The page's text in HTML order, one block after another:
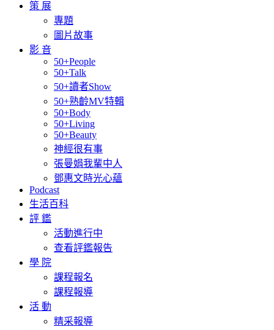
策 展
專題
圖片故事
影 音
50+People
50+Talk
50+讀者Show
50+熟齡MV特輯
50+Body
50+Living
50+Beauty
神經很有事
張曼娟我輩中人
鄧惠文時光心蘊
Podcast
生活百科
評 鑑
活動進行中
查看評鑑報告
學 院
課程報名
課程報導
活 動
精采報導